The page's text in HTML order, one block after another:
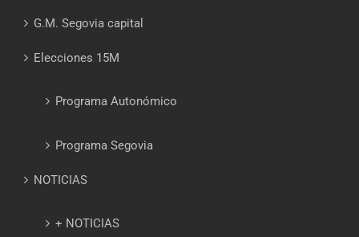
G.M. Segovia capital
Elecciones 15M
Programa Autonómico
Programa Segovia
NOTICIAS
+ NOTICIAS